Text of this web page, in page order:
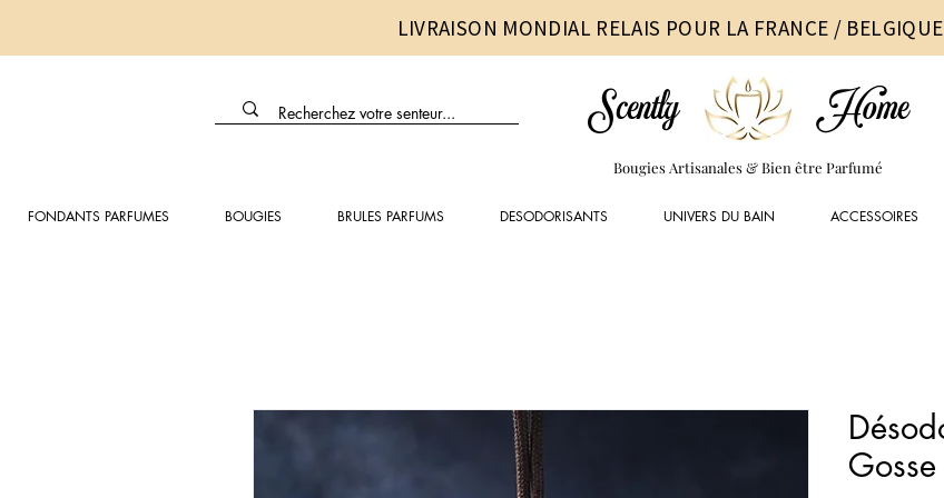
LIVRAISON MONDIAL RELAIS POUR LA FRANCE /
Scently Home
Bougies Artisanales & Bien être Parfumé
FONDANTS PARFUMES BOUGIES BRULES PARFUMS DESODORISANTS UNIVERS DU BAIN ACCESSOIRES
Gosse